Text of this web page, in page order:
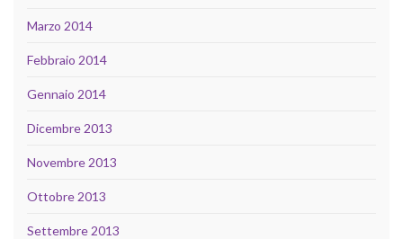
Marzo 2014
Febbraio 2014
Gennaio 2014
Dicembre 2013
Novembre 2013
Ottobre 2013
Settembre 2013